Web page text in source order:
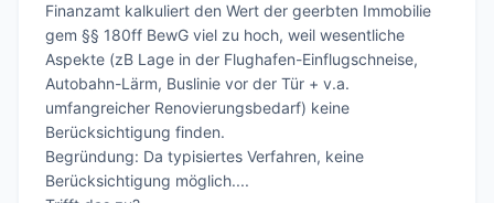
Finanzamt kalkuliert den Wert der geerbten Immobilie
gem §§ 180ff BewG viel zu hoch, weil wesentliche
Aspekte (zB Lage in der Flughafen-Einflugschneise,
Autobahn-Lärm, Buslinie vor der Tür + v.a.
umfangreicher Renovierungsbedarf) keine
Berücksichtigung finden.
Begründung: Da typisiertes Verfahren, keine
Berücksichtigung möglich....